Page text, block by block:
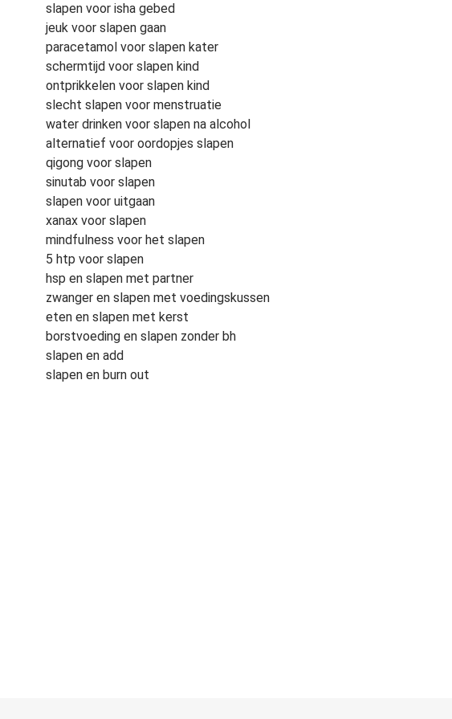
slapen voor isha gebed
jeuk voor slapen gaan
paracetamol voor slapen kater
schermtijd voor slapen kind
ontprikkelen voor slapen kind
slecht slapen voor menstruatie
water drinken voor slapen na alcohol
alternatief voor oordopjes slapen
qigong voor slapen
sinutab voor slapen
slapen voor uitgaan
xanax voor slapen
mindfulness voor het slapen
5 htp voor slapen
hsp en slapen met partner
zwanger en slapen met voedingskussen
eten en slapen met kerst
borstvoeding en slapen zonder bh
slapen en add
slapen en burn out